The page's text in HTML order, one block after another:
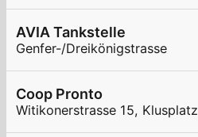
AVIA Tankstelle
Genfer-/Dreikönigstrasse
Coop Pronto
Witikonerstrasse 15, Klusplatz